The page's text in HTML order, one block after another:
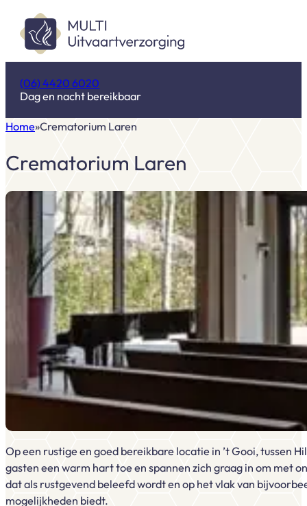
(06) 4420 6020
Dag en nacht bereikbaar
Home Crematorium Laren
Crematorium Laren
Op een rustige en goed bereikbare locatie in ’t Gooi, tussen
gasten een warm hart toe en spannen zich graag in om met
dat als rustgevend beleefd wordt en op het vlak van
mogelijkheden biedt.